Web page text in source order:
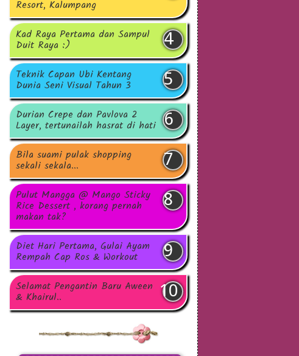
Resort, Kalumpang
Kad Raya Pertama dan Sampul
Duit Raya :)
Teknik Capan Ubi Kentang
Dunia Seni Visual Tahun 3
Durian Crepe dan Pavlova 2
Layer, tertunailah hasrat di hati
Bila suami pulak shopping
sekali sekala...
Pulut Mangga @ Mango Sticky
Rice Dessert , korang pernah
makan tak?
Diet Hari Pertama, Gulai Ayam
Rempah Cap Ros & Workout
Selamat Pengantin Baru Aween
& Khairul..